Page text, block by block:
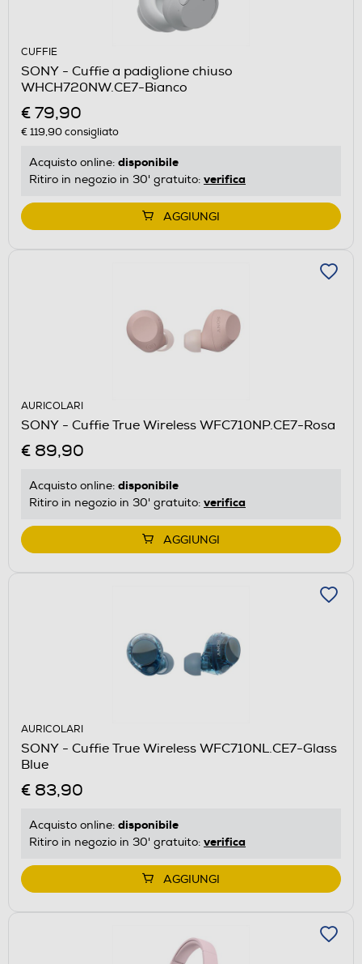
CUFFIE
SONY - Cuffie a padiglione chiuso
WHCH720NW.CE7-Bianco
€ 79,90
€ 119,90consigliato
Acquisto online: disponibile
Ritiro in negozio in 30' gratuito: verifica
AGGIUNGI
AURICOLARI
SONY - Cuffie True Wireless WFC710NP.CE7-Rosa
€ 89,90
Acquisto online: disponibile
Ritiro in negozio in 30' gratuito: verifica
AGGIUNGI
AURICOLARI
SONY - Cuffie True Wireless WFC710NL.CE7-Glass
Blue
€ 83,90
Acquisto online: disponibile
Ritiro in negozio in 30' gratuito: verifica
AGGIUNGI